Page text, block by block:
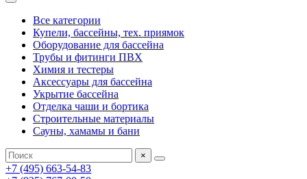
Все категории
Купели, бассейны, тех. приямок
Оборудование для бассейна
Трубы и фитинги ПВХ
Химия и тестеры
Аксессуары для бассейна
Укрытие бассейна
Отделка чаши и бортика
Строительные материалы
Сауны, хамамы и бани
×
+7 (495) 663-54-83